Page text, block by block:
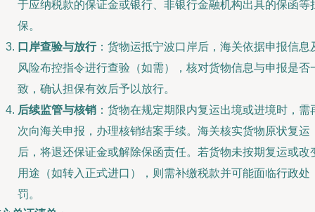
于应纳税款的保证金或银行、非银行金融机构出具的保函等
保。
口岸查验与放行：货物运抵宁波口岸后，海关依据申报信息
风险布控指令进行查验（如需），核对货物信息与申报是否
致，确认担保有效后予以放行。
后续监管与核销 ：货物在规定期限内复运出境或进境时，需
次向海关申报，办理核销结案手续。海关核实货物原状复运
后，将退还保证金或解除保函责任。若货物未按期复运或改
用途（如转入正式进口），则需补缴税款并可能面临行政处
罚。